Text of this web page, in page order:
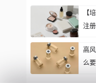
【
注
高
么要